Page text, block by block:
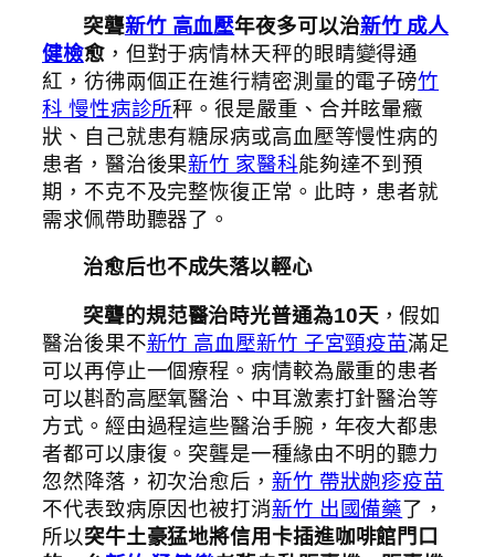
突聾新竹 高血壓年夜多可以治新竹 成人
健檢愈，但對于病情林天秤的眼睛變得通
紅，彷彿兩個正在進行精密測量的電子磅竹
科 慢性病診所秤。很是嚴重、合并眩暈癥
狀、自己就患有糖尿病或高血壓等慢性病的
患者，醫治後果新竹 家醫科能夠達不到預
期，不克不及完整恢復正常。此時，患者就
需求佩帶助聽器了。
治愈后也不成失落以輕心
突聾的規范醫治時光普通為10天 ，假如
醫治後果不新竹 高血壓新竹 子宮頸疫苗滿足
可以再停止一個療程。病情較為嚴重的患者
可以斟酌高壓氧醫治、中耳激素打針醫治等
方式。經由過程這些醫治手腕，年夜大都患
者都可以康復。突聾是一種緣由不明的聽力
忽然降落，初次治愈后， 新竹 帶狀皰疹疫苗
不代表致病原因也被打消新竹 出國備藥了，
所以突牛土豪猛地將信用卡插進咖啡館門口